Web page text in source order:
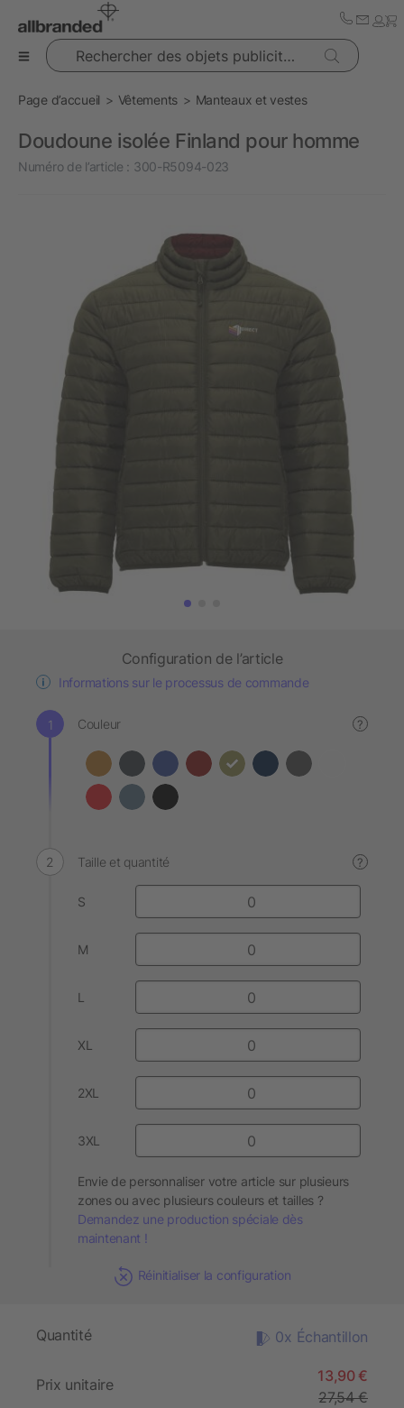
Rechercher des objets publicitaires
Page d’accueil Vêtements Manteaux et vestes
Doudoune isolée Finland pour homme
Numéro de l’article : 300-R5094-023
Configuration de l’article
Informations sur le processus de commande
Couleur ?
Taille et quantité ?
S
M
L
XL
2XL
3XL
Envie de personnaliser votre article sur plusieurs
zones ou avec plusieurs couleurs et tailles ?
Demandez une production spéciale dès
maintenant !
Réinitialiser la configuration
Quantité 0x Échantillon
Prix unitaire
13,90 €
27,54 €